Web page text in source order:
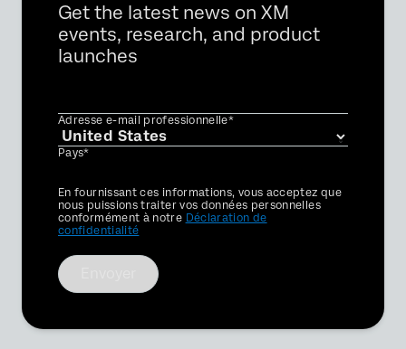
Get the latest news on XM
events, research, and product
launches
Adresse e-mail professionnelle*
Pays*
Privacy
Optin
En fournissant ces informations, vous acceptez que
nous puissions traiter vos données personnelles
conformément à notre Déclaration de
confidentialité